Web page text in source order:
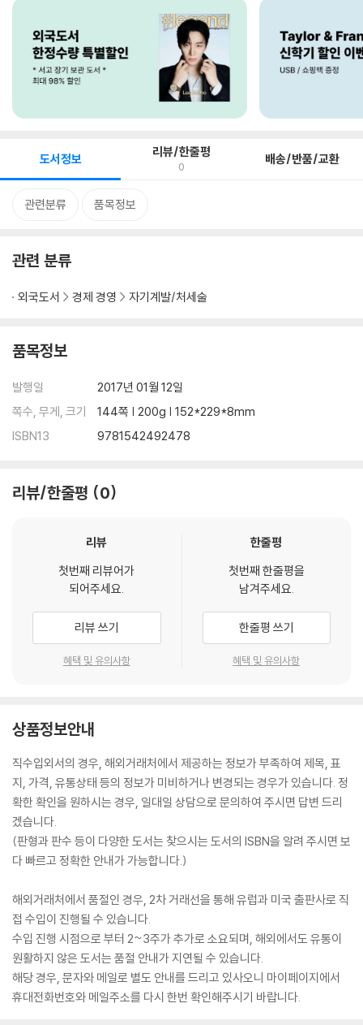
도서정보 리뷰/한줄평
0 배송/반품/교환
관련분류 품목정보
관련 분류
외국도서 경제 경영 자기계발/처세술
품목정보
발행일
2017년 01월 12일
쪽수, 무게, 크기
144쪽 | 200g | 152*229*8mm
ISBN13
9781542492478
리뷰/한줄평 0
리뷰
첫번째 리뷰어가
되어주세요.
리뷰 쓰기
혜택 및 유의사항
한줄평
첫번째 한줄평을
남겨주세요.
한줄평 쓰기
혜택 및 유의사항
상품정보안내
직수입외서의 경우, 해외거래처에서 제공하는 정보가 부족하여 제목, 표
지, 가격, 유통상태 등의 정보가 미비하거나 변경되는 경우가 있습니다. 정
확한 확인을 원하시는 경우, 일대일 상담으로 문의하여 주시면 답변 드리
겠습니다.
(판형과 판수 등이 다양한 도서는 찾으시는 도서의 ISBN을 알려 주시면 보
다 빠르고 정확한 안내가 가능합니다.)
해외거래처에서 품절인 경우, 2차 거래선을 통해 유럽과 미국 출판사로 직
접 수입이 진행될 수 있습니다.
수입 진행 시점으로 부터 2~3주가 추가로 소요되며, 해외에서도 유통이
원활하지 않은 도서는 품절 안내가 지연될 수 있습니다.
해당 경우, 문자와 메일로 별도 안내를 드리고 있사오니 마이페이지에서
휴대전화번호와 메일주소를 다시 한번 확인해주시기 바랍니다.